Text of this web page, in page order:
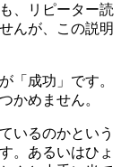
、リピーター読
んが、この説明
「成功」です。
かめません。
いるのかという
。あるいはひょ